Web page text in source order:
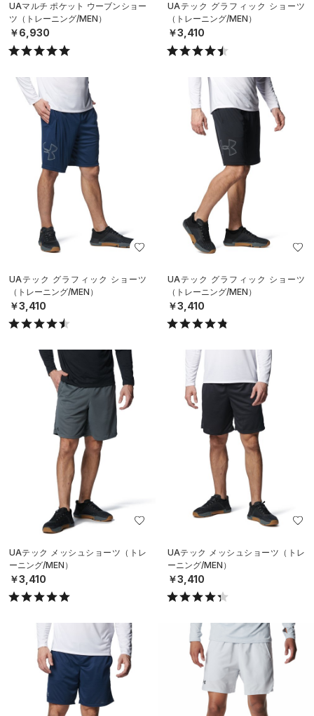
UAマルチ ポケット ウーブンショー
ツ（トレーニング/MEN）
￥6,930
UAテック グラフィック ショーツ
（トレーニング/MEN）
￥3,410
UAテック グラフィック ショーツ
（トレーニング/MEN）
￥3,410
UAテック グラフィック ショーツ
（トレーニング/MEN）
￥3,410
UAテック メッシュショーツ（トレ
ーニング/MEN）
￥3,410
UAテック メッシュショーツ（トレ
ーニング/MEN）
￥3,410